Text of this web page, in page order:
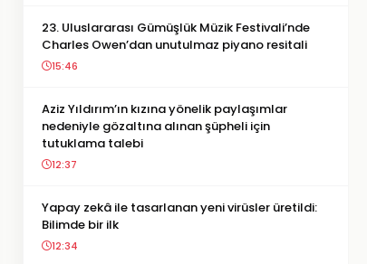
23. Uluslararası Gümüşlük Müzik Festivali’nde
Charles Owen’dan unutulmaz piyano resitali
15:46
Aziz Yıldırım’ın kızına yönelik paylaşımlar
nedeniyle gözaltına alınan şüpheli için
tutuklama talebi
12:37
Yapay zekâ ile tasarlanan yeni virüsler üretildi:
Bilimde bir ilk
12:34